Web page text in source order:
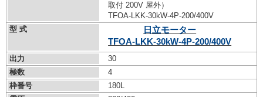
取付 200V 屋外）
TFOA-LKK-30kW-4P-200/400V
型 式
日立モーター
TFOA-LKK-30kW-4P-200/400V
出力
30
極数
4
枠番号
180L